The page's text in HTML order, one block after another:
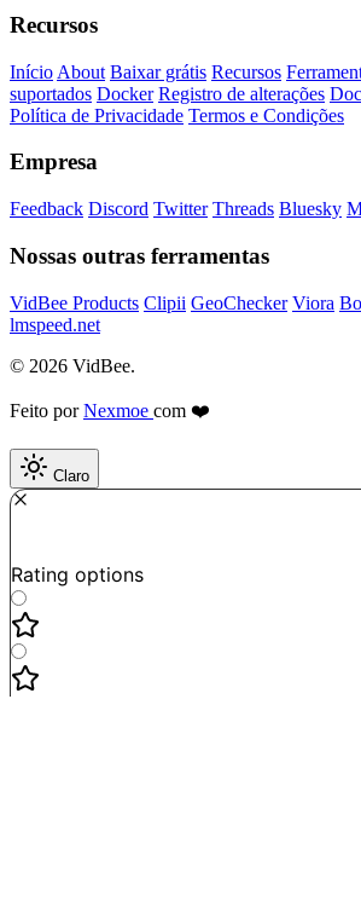
Recursos
Início About Baixar grátis Recursos
suportados Docker Registro de alterações
Política de Privacidade Termos e Condições
Empresa
Feedback Discord Twitter Threads Bluesky
Nossas outras ferramentas
VidBee Products Clipii GeoChecker Viora
lmspeed.net
© 2026 VidBee.
Feito porNexmoe com ❤️
Claro
Rating options